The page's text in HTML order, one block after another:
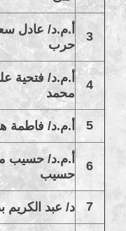
3
أ.م.د/ عادل
حرب
4
أ.م.د/ فتحية
محمد
5 أ.م.د/ فاطمة
6
أ.م.د/ حسيب
حسيب
7 د/ عبد الكريم